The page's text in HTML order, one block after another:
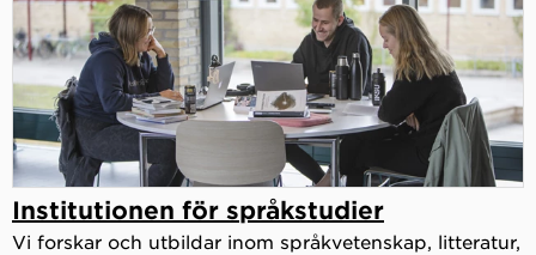
Institutionen för språkstudier
Vi forskar och utbildar inom språkvetenskap, litteratur,